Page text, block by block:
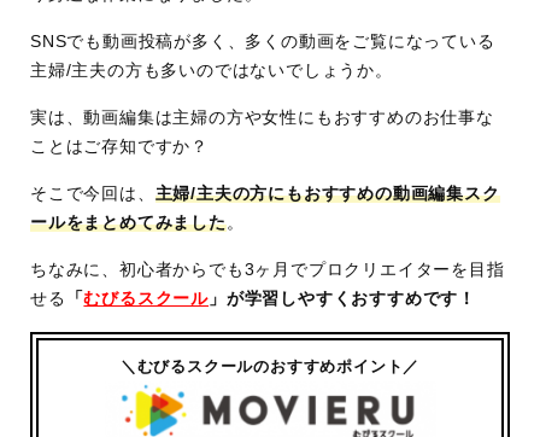
SNSでも動画投稿が多く、多くの動画をご覧になっている
主婦/主夫の方も多いのではないでしょうか。
実は、動画編集は主婦の方や女性にもおすすめのお仕事な
ことはご存知ですか？
そこで今回は、 主婦/主夫の方にもおすすめの動画編集スク
ールをまとめてみました。
ちなみに、初心者からでも3ヶ月でプロクリエイターを目指
せる
「むびるスクール 」が学習しやすくおすすめです！
＼むびるスクールのおすすめポイント／